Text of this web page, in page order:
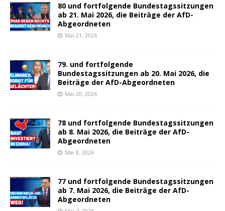
80 und fortfolgende Bundestagssitzungen
ab 21. Mai 2026, die Beiträge der AfD-
Abgeordneten
Mai 21, 2026
79. und fortfolgende
Bundestagssitzungen ab 20. Mai 2026, die
Beiträge der AfD-Abgeordneten
Mai 20, 2026
78 und fortfolgende Bundestagssitzungen
ab 8. Mai 2026, die Beiträge der AfD-
Abgeordneten
Mai 8, 2026
77 und fortfolgende Bundestagssitzungen
ab 7. Mai 2026, die Beiträge der AfD-
Abgeordneten